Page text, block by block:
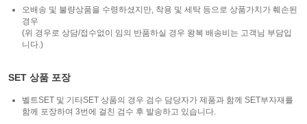
오배송 및 불량상품을 수령하셨지만, 착용 및 세탁 등으로 상품가치가 훼손된
경우
(위 경우로 상담/접수없이 임의 반품하실 경우 왕복 배송비는 고객님 부담입
니다.)
SET 상품 포장
벨트SET 및 기타SET 상품의 경우 검수 담당자가 제품과 함께 SET부자재를
함께 포장하여 3번에 걸친 검수 후 발송하고 있습니다.